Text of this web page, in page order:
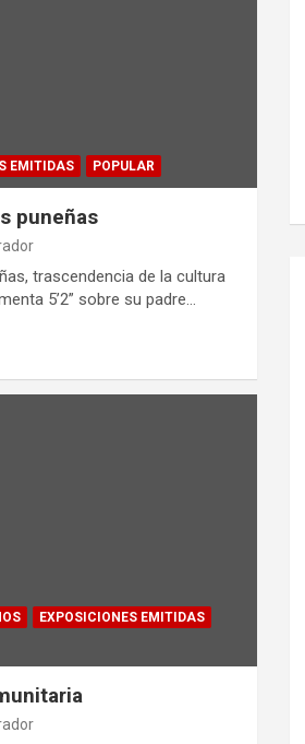
EMITIDAS POPULAR
puneñas
trascendencia de la cultura
5’2” sobre su padre…
EXPOSICIONES EMITIDAS